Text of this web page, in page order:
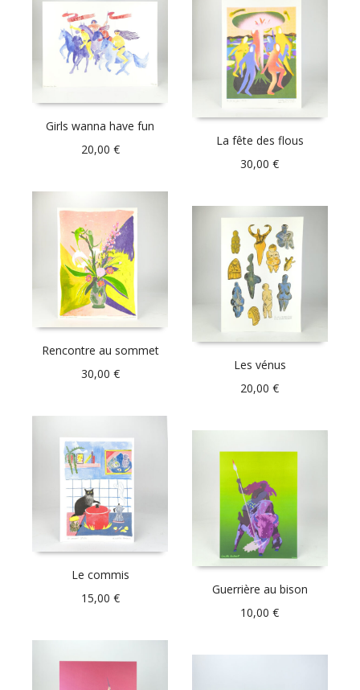
Girls wanna have fun
20,00 €
La fête des flous
30,00€
Rencontre au sommet
30,00 €
Les vénus
20,00€
Le commis
15,00 €
Guerrière au bison
10,00€